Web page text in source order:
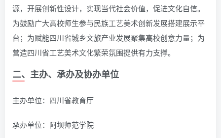
源，开展创新性设计，实现当代社会价值，促进文化自信。
为鼓励广大高校师生参与民族工艺美术创新发展搭建展示平
台；为赋能四川省城乡文旅产业发展聚集高校创意力量；为
营造四川省工艺美术文化繁荣氛围提供有力支撑。
二、主办、承办及协办单位
主办单位：四川省教育厅
承办单位：阿坝师范学院